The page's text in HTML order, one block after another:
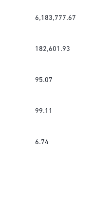
6,183,777.67
182,601.93
95.07
99.11
6.74